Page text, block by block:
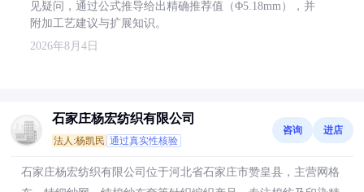
见疑问，通过公式推导给出精确推荐值（Φ5.18mm），并
附加工艺建议与扩展知识。
2026年8月4日
石家庄杨宏纺织有限公司
法人:杨凯民 通过真实性核验
咨询 进店
石家庄杨宏纺织有限公司位于河北省石家庄市赞皇县，主营网格